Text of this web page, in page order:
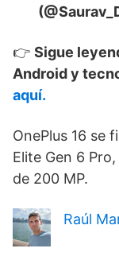
👉 Sigue
Android y
aquí.
OnePlus 16 se
Elite Gen 6
de 200 MP.
Raúl